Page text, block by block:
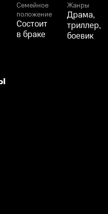
Семейное
положение
Состоит
в браке
Жанры
Драма,
триллер,
боевик